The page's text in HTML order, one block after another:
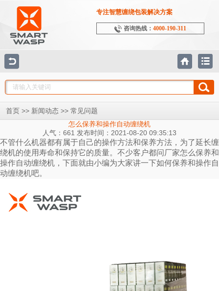
专注智慧缠绕包装解决方案
咨询热线： 4000-190-311
首页 >> 新闻动态 >> 常见问题
怎么保养和操作自动缠绕机
人气：661 发布时间：2021-08-20 09:35:13
不管什么机器都有属于自己的操作方法和保养方法，为了延长缠
绕机的使用寿命和保持它的质量。不少客户都问厂家怎么保养和
操作自动缠绕机，下面就由小编为大家讲一下如何保养和操作自
动缠绕机吧。